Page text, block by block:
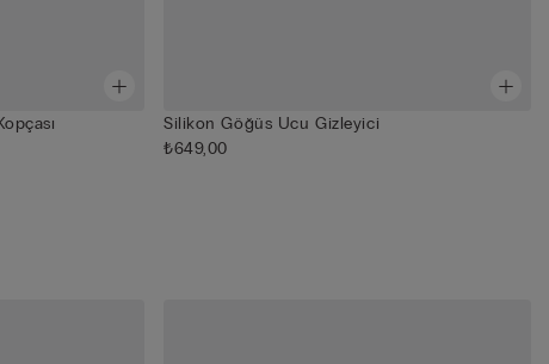
Silikon Göğüs Ucu Gizleyici
₺649,00